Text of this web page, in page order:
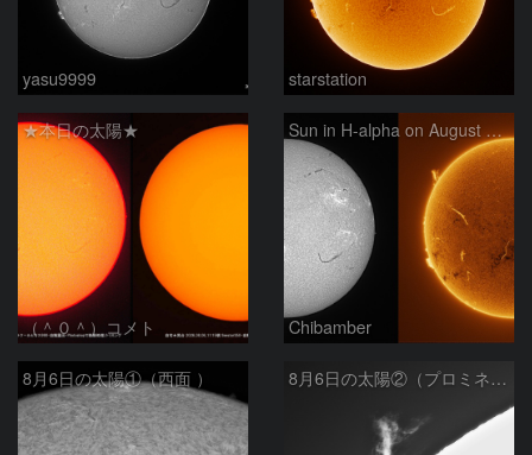
yasu9999 starstation
★本日の太陽★
（＾０＾）コメト
Sun in H-alpha on August 6, 2026
Chibamber
8月6日の太陽①（西面 ） 8月6日の太陽②（プロミネン北東縁 ）